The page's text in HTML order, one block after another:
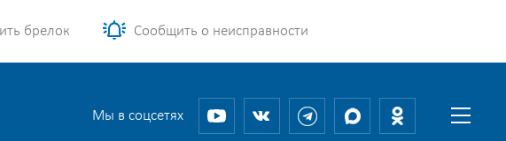
брелок Сообщить о неисправности
Мы в соцсетях